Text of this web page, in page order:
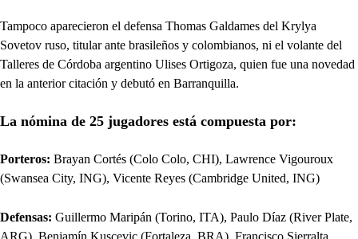
Tampoco aparecieron el defensa Thomas Galdames del Krylya
Sovetov ruso, titular ante brasileños y colombianos, ni el volante del
Talleres de Córdoba argentino Ulises Ortigoza, quien fue una novedad
en la anterior citación y debutó en Barranquilla.
La nómina de 25 jugadores está compuesta por:
Porteros: Brayan Cortés (Colo Colo, CHI), Lawrence Vigouroux
(Swansea City, ING), Vicente Reyes (Cambridge United, ING)
Defensas: Guillermo Maripán (Torino, ITA), Paulo Díaz (River Plate,
ARG), Benjamín Kuscevic (Fortaleza, BRA), Francisco Sierralta